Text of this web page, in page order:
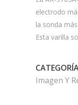
electrodo
la sonda
Esta varilla
Imagen Y